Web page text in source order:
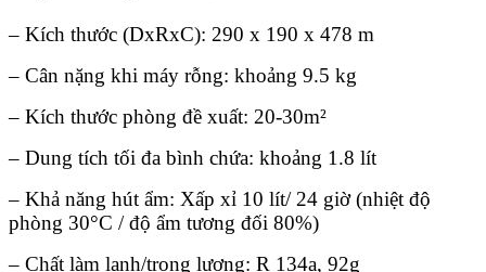
– Kích thước (DxRxC): 290 x 190 x 478 m
– Cân nặng khi máy rỗng: khoảng 9.5 kg
– Kích thước phòng đề xuất: 20-30m²
– Dung tích tối đa bình chứa: khoảng 1.8 lít
– Khả năng hút ẩm: Xấp xỉ 10 lít/ 24 giờ (nhiệt độ
phòng 30°C / độ ẩm tương đối 80%)
– Chất làm lạnh/trọng lượng: R 134a, 92g